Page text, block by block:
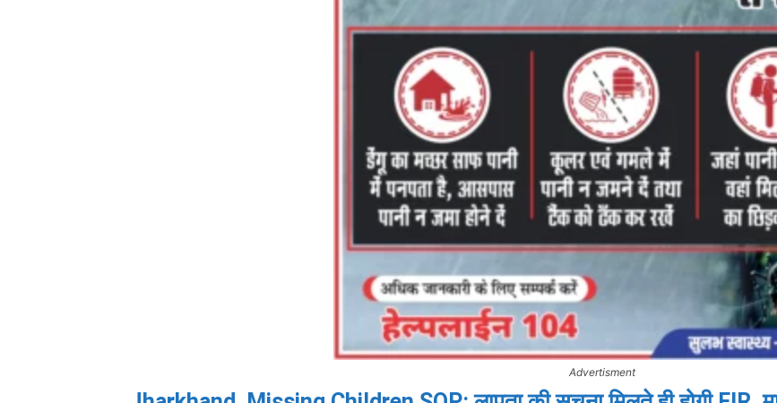
Advertisment